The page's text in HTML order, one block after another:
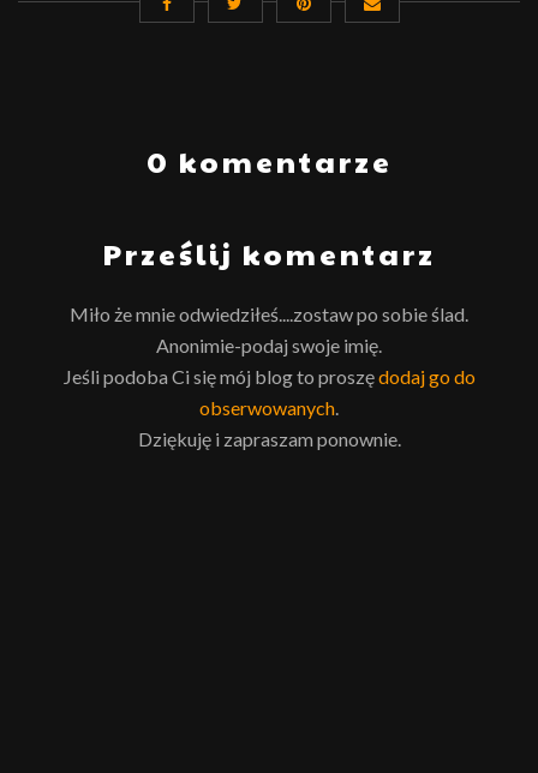
0 komentarze
Prześlij komentarz
Miło że mnie odwiedziłeś....zostaw po sobie ślad.
Anonimie-podaj swoje imię.
Jeśli podoba Ci się mój blog to proszędodaj go do
obserwowanych.
Dziękuję i zapraszam ponownie.